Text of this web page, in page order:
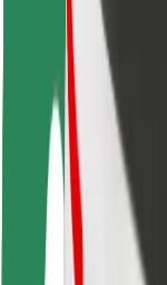
Safety Lab
Cidades